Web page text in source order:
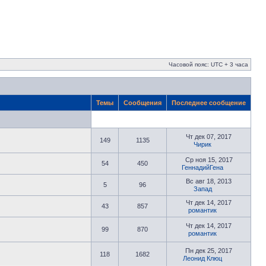
Часовой пояс: UTC + 3 часа
Темы Сообщения Последнее сообщение
149 1135
Чт дек 07, 2017
Чирик
54 450
Ср ноя 15, 2017
ГеннадийГена
5 96
Вс авг 18, 2013
Запад
43 857
Чт дек 14, 2017
романтик
99 870
Чт дек 14, 2017
романтик
118 1682
Пн дек 25, 2017
Леонид Клюц